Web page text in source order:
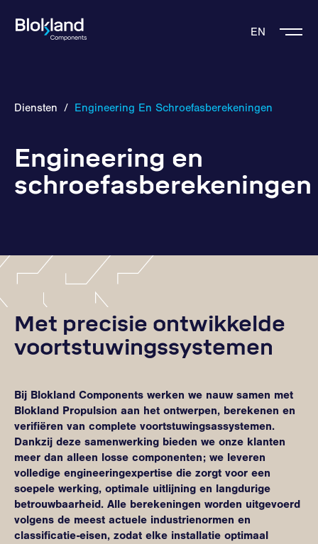
EN
Diensten / Engineering En Schroefasberekeningen
Engineering en
schroefasberekeningen
Met precisie ontwikkelde
voortstuwingssystemen
Bij Blokland Components werken we nauw samen met
Blokland Propulsion aan het ontwerpen, berekenen en
verifiëren van complete voortstuwingsassystemen.
Dankzij deze samenwerking bieden we onze klanten
meer dan alleen losse componenten; we leveren
volledige engineeringexpertise die zorgt voor een
soepele werking, optimale uitlijning en langdurige
betrouwbaarheid. Alle berekeningen worden uitgevoerd
volgens de meest actuele industrienormen en
classificatie-eisen, zodat elke installatie optimaal